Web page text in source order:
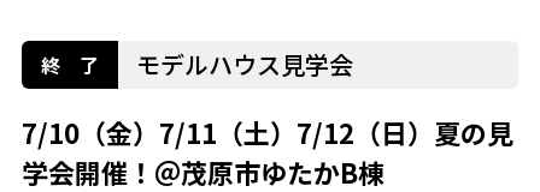
モデルハウス見学会
7/10（金）7/11（土）7/12（日）夏の見
学会開催！＠茂原市ゆたかB棟